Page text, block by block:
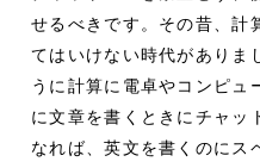
せるべきです。その昔、計
てはいけない時代がありま
うに計算に電卓やコンピュ
に文章を書くときにチャッ
なれば、英文を書くのにス